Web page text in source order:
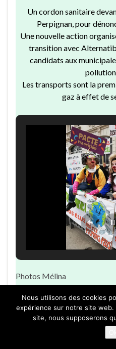
Un cordon sanitaire
Perpignan, pour
Une nouvelle action
transition avec
candidats aux
pollution
Les transports sont la
gaz à effet de
Photos Mélina
Nous utilisons des cookies
expérience sur notre site
site, nous supposerons